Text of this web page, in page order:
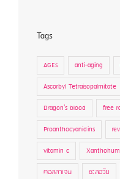
Tags
AGEs anti-aging
Ascorbyl Tetraisopalmitate
Dragon's blood
free
Proanthocyanidins
vitamin c
คอลลาเจน
ชะลอวัย